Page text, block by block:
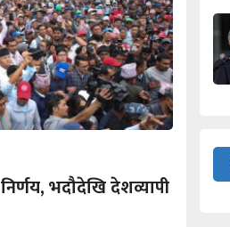
भदौदेखि देशव्यापी